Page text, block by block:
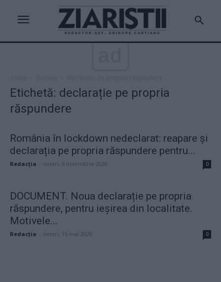
Etichetă: declarație pe propria
răspundere
România în lockdown nedeclarat: reapare și
declarația pe propria răspundere pentru...
Redacţia vineri, 6 noiembrie 2020 0
DOCUMENT. Noua declarație pe propria
răspundere, pentru ieșirea din localitate.
Motivele...
Redacţia vineri, 15 mai 2020 0